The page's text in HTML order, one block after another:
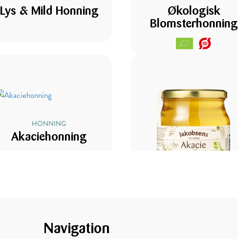
Lys & Mild Honning
Økologisk
Blomsterhonning
HONNING
Akaciehonning
Navigation